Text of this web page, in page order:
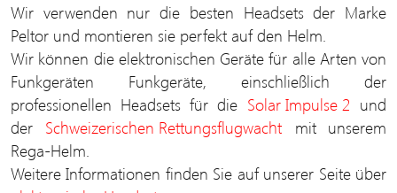
Wir verwenden nur die besten Headsets der Marke
Peltor und montieren sie perfekt auf den Helm.
Wir können die elektronischen Geräte für alle Arten von
Funkgeräten Funkgeräte, einschließlich der
professionellen Headsets für die Solar Impulse 2 und
der Schweizerischen Rettungsflugwacht mit unserem
Rega-Helm.
Weitere Informationen finden Sie auf unserer Seite über